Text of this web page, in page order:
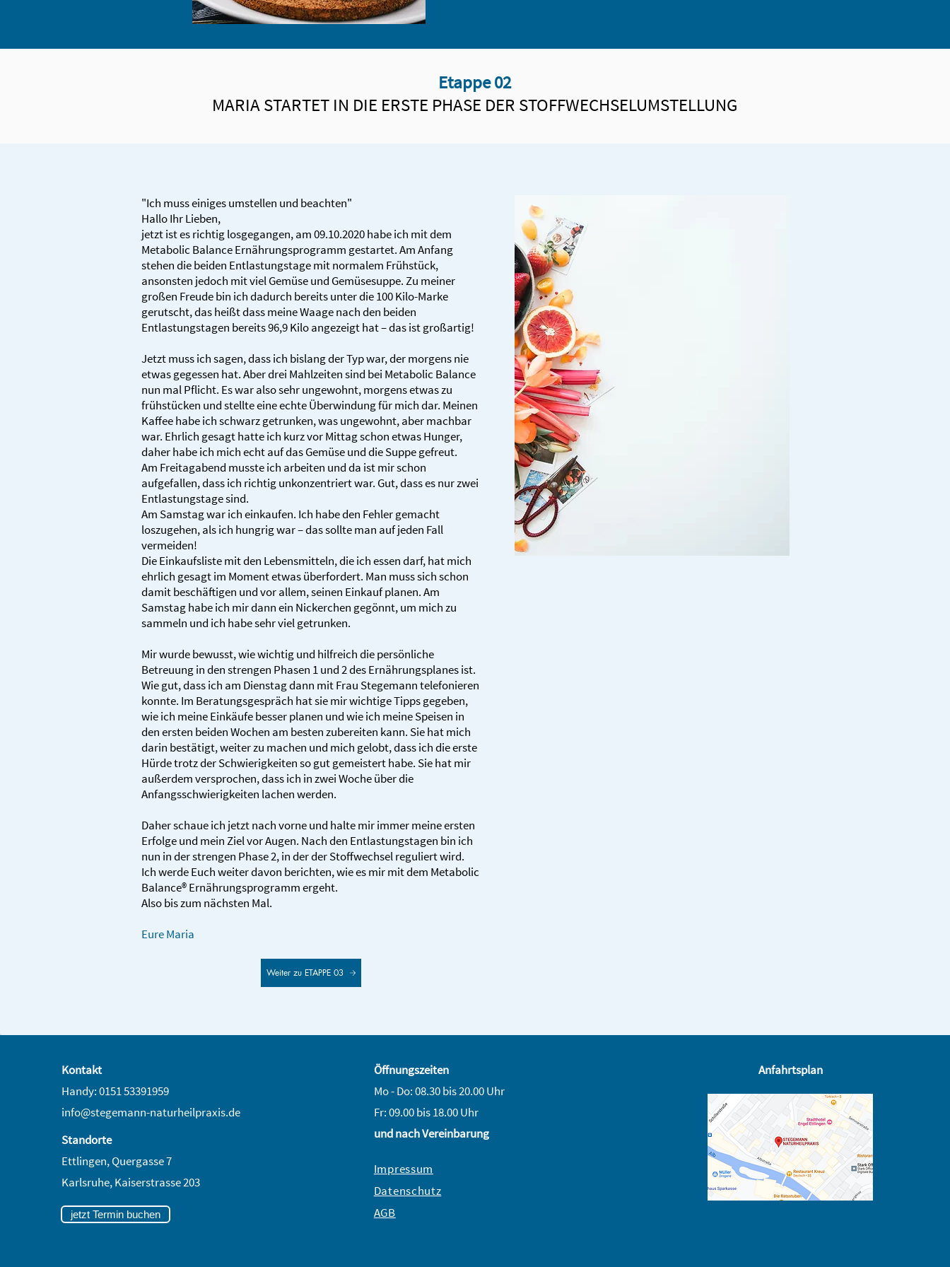
Etappe 02
MARIA STARTET IN DIE ERSTE PHASE DER STOFFWECHSELUMSTELLUNG
"Ich muss einiges umstellen und beachten"
Hallo Ihr Lieben,
jetzt ist es richtig losgegangen, am 09.10.2020 habe ich mit dem
Metabolic Balance Ernährungsprogramm gestartet. Am Anfang
stehen die beiden Entlastungstage mit normalem Frühstück,
ansonsten jedoch mit viel Gemüse und Gemüsesuppe. Zu meiner
großen Freude bin ich dadurch bereits unter die 100 Kilo-Marke
gerutscht, das heißt dass meine Waage nach den beiden
Entlastungstagen bereits 96,9 Kilo angezeigt hat – das ist großartig!
Jetzt muss ich sagen, dass ich bislang der Typ war, der morgens nie
etwas gegessen hat. Aber drei Mahlzeiten sind bei Metabolic Balance
nun mal Pflicht. Es war also sehr ungewohnt, morgens etwas zu
frühstücken und stellte eine echte Überwindung für mich dar. Meinen
Kaffee habe ich schwarz getrunken, was ungewohnt, aber machbar
war. Ehrlich gesagt hatte ich kurz vor Mittag schon etwas Hunger,
daher habe ich mich echt auf das Gemüse und die Suppe gefreut.
Am Freitagabend musste ich arbeiten und da ist mir schon
aufgefallen, dass ich richtig unkonzentriert war. Gut, dass es nur zwei
Entlastungstage sind.
Am Samstag war ich einkaufen. Ich habe den Fehler gemacht
loszugehen, als ich hungrig war – das sollte man auf jeden Fall
vermeiden!
Die Einkaufsliste mit den Lebensmitteln, die ich essen darf, hat mich
ehrlich gesagt im Moment etwas überfordert. Man muss sich schon
damit beschäftigen und vor allem, seinen Einkauf planen. Am
Samstag habe ich mir dann ein Nickerchen gegönnt, um mich zu
sammeln und ich habe sehr viel getrunken.
Mir wurde bewusst, wie wichtig und hilfreich die persönliche
Betreuung in den strengen Phasen 1 und 2 des Ernährungsplanes ist.
Wie gut, dass ich am Dienstag dann mit Frau Stegemann telefonieren
konnte. Im Beratungsgespräch hat sie mir wichtige Tipps gegeben,
wie ich meine Einkäufe besser planen und wie ich meine Speisen in
den ersten beiden Wochen am besten zubereiten kann. Sie hat mich
darin bestätigt, weiter zu machen und mich gelobt, dass ich die erste
Hürde trotz der Schwierigkeiten so gut gemeistert habe. Sie hat mir
außerdem versprochen, dass ich in zwei Woche über die
Anfangsschwierigkeiten lachen werden.
Daher schaue ich jetzt nach vorne und halte mir immer meine ersten
Erfolge und mein Ziel vor Augen. Nach den Entlastungstagen bin ich
nun in der strengen Phase 2, in der der Stoffwechsel reguliert wird.
Ich werde Euch weiter davon berichten, wie es mir mit dem Metabolic
Balance® Ernährungsprogramm ergeht.
Also bis zum nächsten Mal.
Eure Maria
Weiter zu ETAPPE 03
Kontakt
Handy: 0151 53391959
info@stegemann-naturheilpraxis.de
Standorte
Ettlingen, Quergasse 7
Karlsruhe,Kaiserstrasse 203
jetzt Termin buchen
Öffnungszeiten
Mo - Do: 08.30 bis 20.00 Uhr
Fr: 09.00 bis 18.00 Uhr
und nach Vereinbarung
Impressum
Datenschutz
AGB
Anfahrtsplan